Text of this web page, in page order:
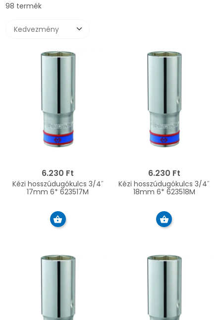
98 termék
6.230 Ft
Kézi hosszúdugókulcs 3/4˝
17mm 6* 623517M
6.230 Ft
Kézi hosszúdugókulcs 3/4˝
18mm 6* 623518M